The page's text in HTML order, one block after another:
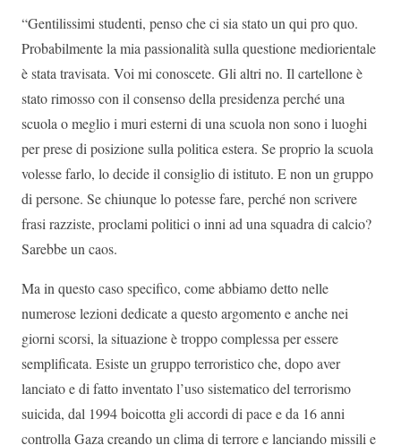
“Gentilissimi studenti, penso che ci sia stato un qui pro quo.
Probabilmente la mia passionalità sulla questione mediorientale
è stata travisata. Voi mi conoscete. Gli altri no. Il cartellone è
stato rimosso con il consenso della presidenza perché una
scuola o meglio i muri esterni di una scuola non sono i luoghi
per prese di posizione sulla politica estera. Se proprio la scuola
volesse farlo, lo decide il consiglio di istituto. E non un gruppo
di persone. Se chiunque lo potesse fare, perché non scrivere
frasi razziste, proclami politici o inni ad una squadra di calcio?
Sarebbe un caos.
Ma in questo caso specifico, come abbiamo detto nelle
numerose lezioni dedicate a questo argomento e anche nei
giorni scorsi, la situazione è troppo complessa per essere
semplificata. Esiste un gruppo terroristico che, dopo aver
lanciato e di fatto inventato l’uso sistematico del terrorismo
suicida, dal 1994 boicotta gli accordi di pace e da 16 anni
controlla Gaza creando un clima di terrore e lanciando missili e